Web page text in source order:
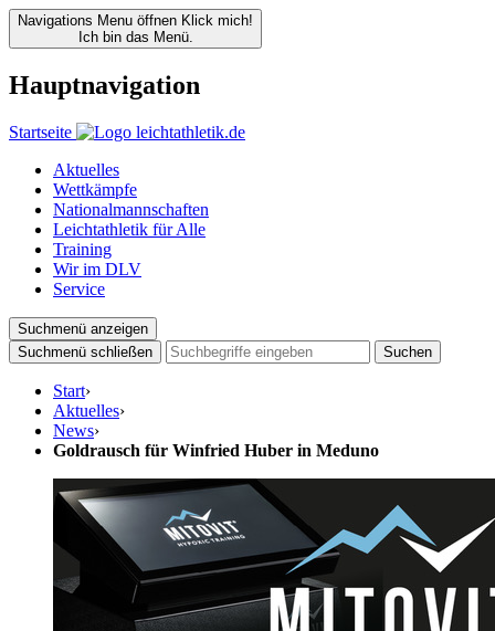
Navigations Menu öffnen Klick mich!
Ich bin das Menü.
Hauptnavigation
Startseite
Aktuelles
Wettkämpfe
Nationalmannschaften
Leichtathletik für Alle
Training
Wir im DLV
Service
Suchmenü anzeigen
Suchmenü schließen
Suchen
Start›
Aktuelles›
News›
Goldrausch für Winfried Huber in Meduno